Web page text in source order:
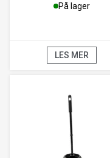
På lager
LES MER